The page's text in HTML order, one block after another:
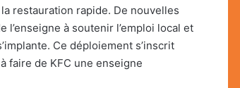
restauration rapide. De nouvelles
à soutenir l’emploi local et
Ce déploiement s’inscrit
faire de KFC une enseigne